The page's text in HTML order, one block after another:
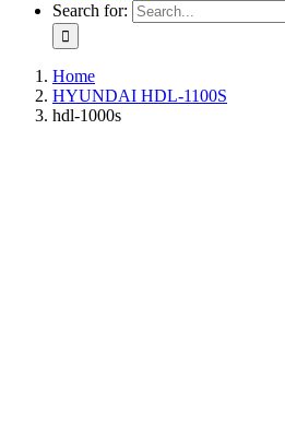
Search for:
Home
HYUNDAI HDL-1100S
hdl-1000s